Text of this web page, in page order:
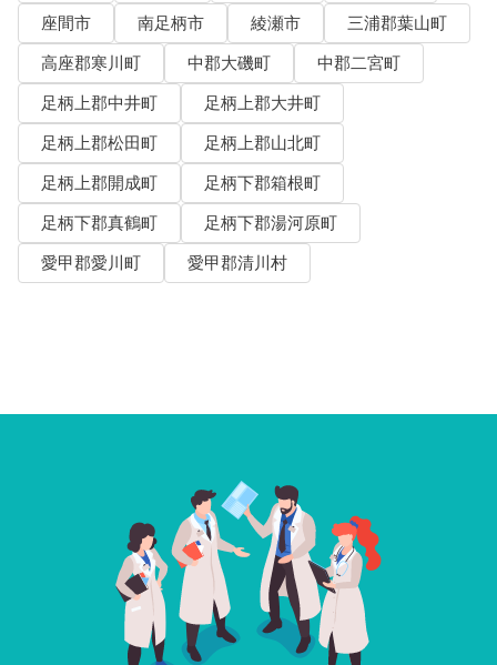
座間市
南足柄市 綾瀬市
三浦郡葉山町
高座郡寒川町
中郡大磯町
中郡二宮町
足柄上郡中井町
足柄上郡大井町
足柄上郡松田町
足柄上郡山北町
足柄上郡開成町
足柄下郡箱根町
足柄下郡真鶴町
足柄下郡湯河原町
愛甲郡愛川町
愛甲郡清川村